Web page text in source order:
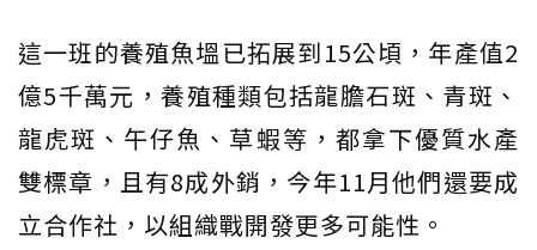
這一班的養殖魚塭已拓展到15公頃，年產值2
億5千萬元，養殖種類包括龍膽石斑、青斑、
龍虎斑、午仔魚、草蝦等，都拿下優質水產
雙標章，且有8成外銷，今年11月他們還要成
立合作社，以組織戰開發更多可能性。